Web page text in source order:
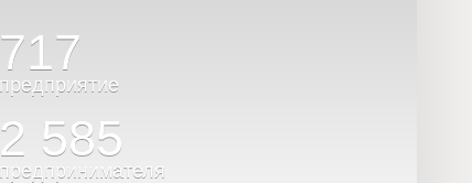
717
предприятие
2 585
предпринимателя